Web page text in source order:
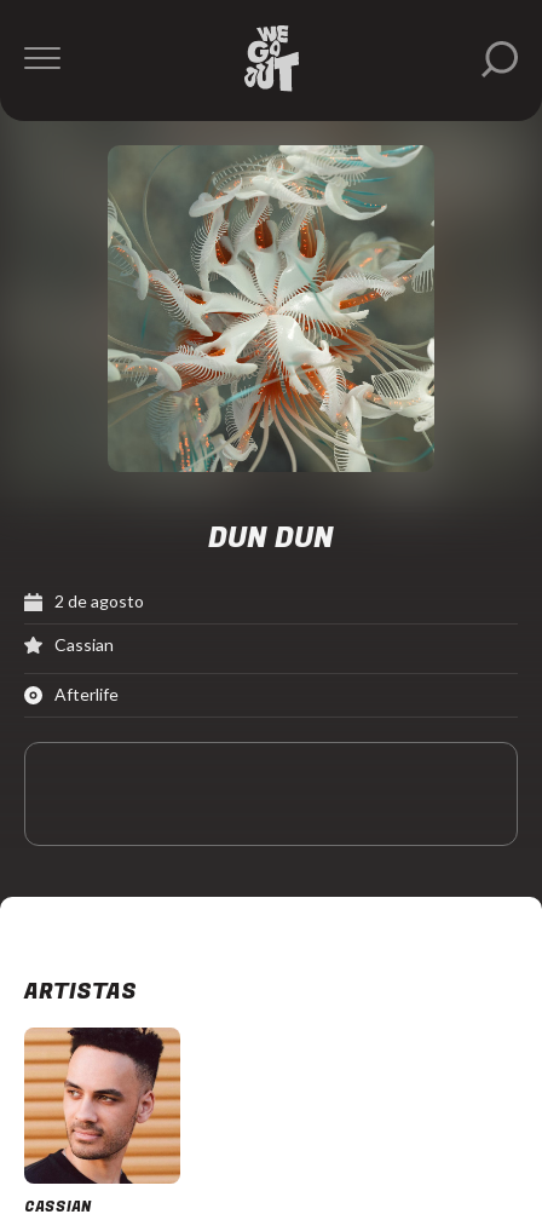
DUN DUN
2 de agosto
Cassian
Afterlife
ARTISTAS
CASSIAN